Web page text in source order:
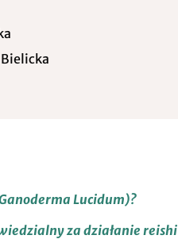
Lucidum)?
za działanie reishi